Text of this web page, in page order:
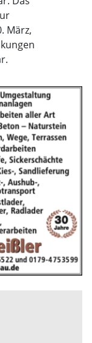
März,